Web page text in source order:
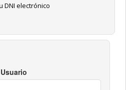
DNI electrónico